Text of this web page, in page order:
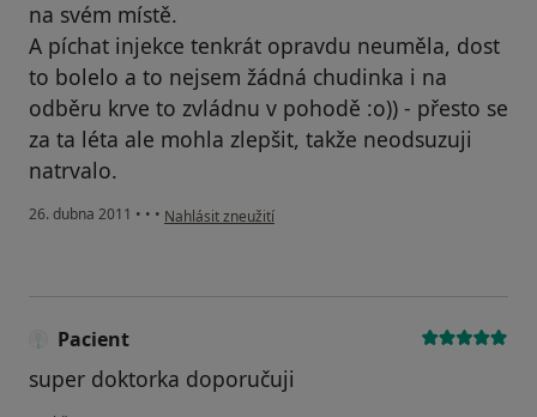
na svém místě.
A píchat injekce tenkrát opravdu neuměla, dost
to bolelo a to nejsem žádná chudinka i na
odběru krve to zvládnu v pohodě :o)) - přesto se
za ta léta ale mohla zlepšit, takže neodsuzuji
natrvalo.
26. dubna 2011 • • • podle názoru uživatele Pacient
Nahlásit zneužití
Pacient
super doktorka doporučuji